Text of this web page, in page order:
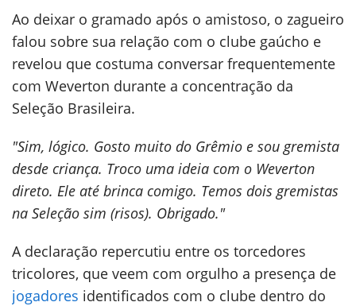
Ao deixar o gramado após o amistoso, o zagueiro
falou sobre sua relação com o clube gaúcho e
revelou que costuma conversar frequentemente
com Weverton durante a concentração da
Seleção Brasileira.
"Sim, lógico. Gosto muito do Grêmio e sou gremista
desde criança. Troco uma ideia com o Weverton
direto. Ele até brinca comigo. Temos dois gremistas
na Seleção sim (risos). Obrigado."
A declaração repercutiu entre os torcedores
tricolores, que veem com orgulho a presença de
jogadores identificados com o clube dentro do